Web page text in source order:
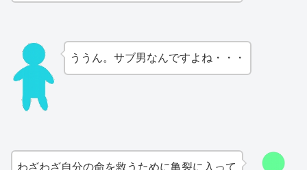
ううん。サブ男なんですよね・・・
わざわざ自分の命を救うために亀裂に入って